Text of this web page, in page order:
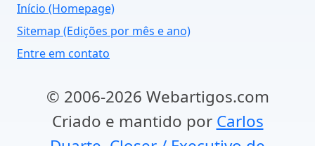
Início (Homepage)
Sitemap (Edições por mês e ano)
Entre em contato
© 2006-2026 Webartigos.com
Criado e mantido por Carlos